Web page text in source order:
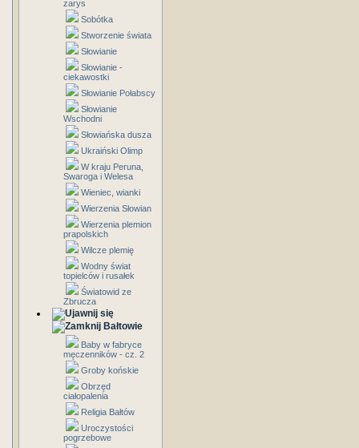
zarys
Sobótka
Stworzenie świata
Słowianie
Słowianie -
ciekawostki
Słowianie Połabscy
Słowianie
Wschodni
Słowiańska dusza
Ukraiński Olimp
W kraju Peruna,
Swaroga i Welesa
Wieniec, wianki
Wierzenia Słowian
Wierzenia plemion
prapolskich
Wilcze plemię
Wodny świat
topielców i rusałek
Światowid ze
Zbrucza
Bałtowie
Baby w fabryce
męczenników - cz. 2
Groby końskie
Obrzęd
ciałopalenia
Religia Bałtów
Uroczystości
pogrzebowe